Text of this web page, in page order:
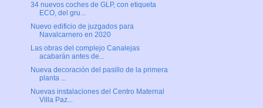
34 nuevos coches de GLP, con etiqueta
ECO, del gru...
Nuevo edificio de juzgados para
Navalcarnero en 2020
Las obras del complejo Canalejas
acabarán antes de...
Nueva decoración del pasillo de la primera
planta ...
Nuevas instalaciones del Centro Maternal
Villa Paz...